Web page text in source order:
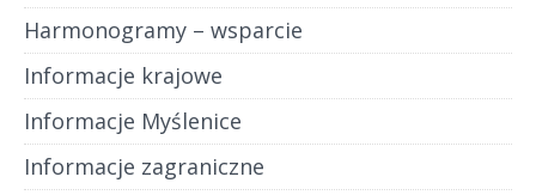
Harmonogramy – wsparcie
Informacje krajowe
Informacje Myślenice
Informacje zagraniczne